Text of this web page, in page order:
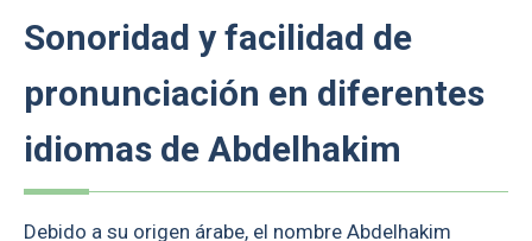
Sonoridad y facilidad de
pronunciación en diferentes
idiomas de Abdelhakim
Debido a su origen árabe, el nombre Abdelhakim